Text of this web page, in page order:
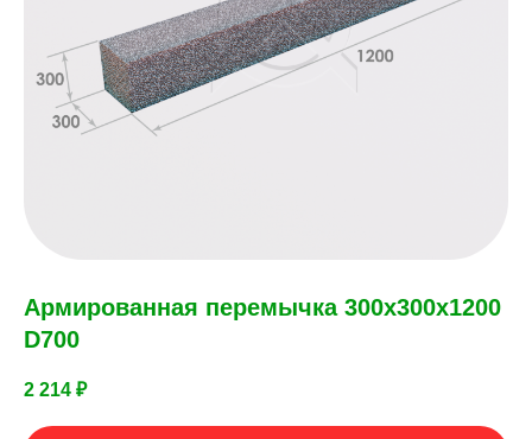
Армированная перемычка 300х300х1200
D700
2 214 ₽